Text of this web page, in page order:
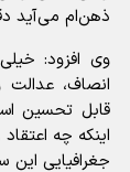
ذهن‌ام می‌آید
وی افزود:
انصاف،
قابل تحسین
اینکه چه
جغرافیایی